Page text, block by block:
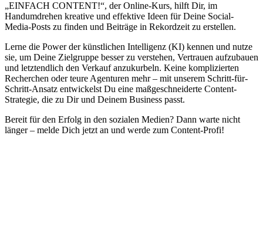
„EINFACH CONTENT!“, der Online-Kurs, hilft Dir, im
Handumdrehen kreative und effektive Ideen für Deine Social-
Media-Posts zu finden und Beiträge in Rekordzeit zu erstellen.
Lerne die Power der künstlichen Intelligenz (KI) kennen und nutze
sie, um Deine Zielgruppe besser zu verstehen, Vertrauen aufzubauen
und letztendlich den Verkauf anzukurbeln. Keine komplizierten
Recherchen oder teure Agenturen mehr – mit unserem Schritt-für-
Schritt-Ansatz entwickelst Du eine maßgeschneiderte Content-
Strategie, die zu Dir und Deinem Business passt.
Bereit für den Erfolg in den sozialen Medien? Dann warte nicht
länger – melde Dich jetzt an und werde zum Content-Profi!